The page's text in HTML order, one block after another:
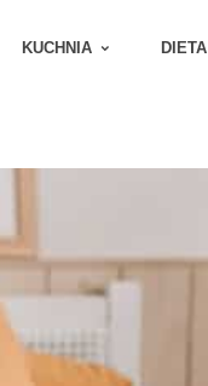
KUCHNIA DIETA